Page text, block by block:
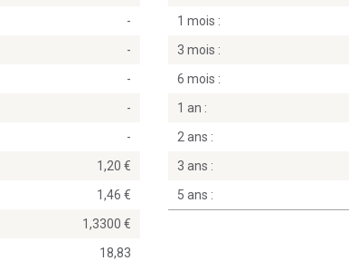
-
-
-
-
-
1,20
1,46
1,3300
18,83
1 mois :
3 mois :
6 mois :
1 an :
2 ans :
3 ans :
5 ans :